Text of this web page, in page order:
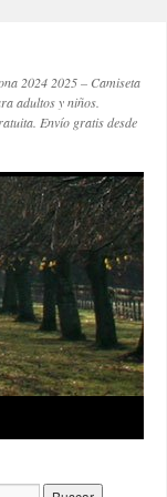
2024 2025 – Camiseta
adultos y niños.
Envío gratis desde